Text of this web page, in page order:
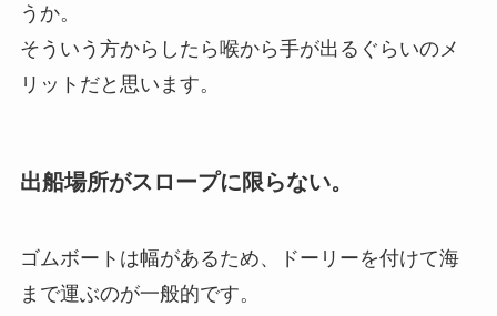
うか。
そういう方からしたら喉から手が出るぐらいのメ
リットだと思います。
出船場所がスロープに限らない。
ゴムボートは幅があるため、ドーリーを付けて海
まで運ぶのが一般的です。